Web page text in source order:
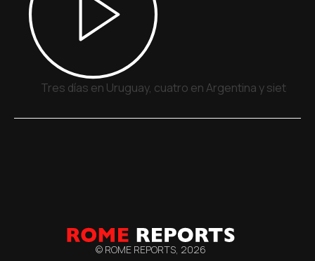
Tres días en Uruguay, cuatro en Argentina y siete
© ROME REPORTS, 2026